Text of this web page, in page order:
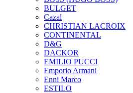
BULGET
Cazal
CHRISTIAN LACROIX
CONTINENTAL
D&G
DACKOR
EMILIO PUCCI
Emporio Armani
Enni Marco
ESTILO